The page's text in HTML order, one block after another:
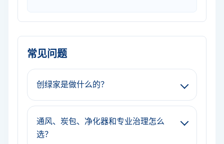
常见问题
创绿家是做什么的？
通风、炭包、净化器和专业治理怎么
选？